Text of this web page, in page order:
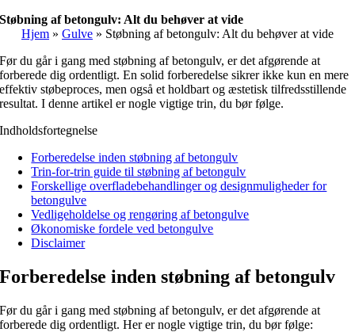
Støbning af betongulv: Alt du behøver at vide
Hjem » Gulve » Støbning af betongulv: Alt du behøver at vide
Før du går i gang med støbning af betongulv, er det afgørende at
forberede dig ordentligt. En solid forberedelse sikrer ikke kun en mere
effektiv støbeproces, men også et holdbart og æstetisk tilfredsstillende
resultat. I denne artikel er nogle vigtige trin, du bør følge.
Indholdsfortegnelse
Forberedelse inden støbning af betongulv
Trin-for-trin guide til støbning af betongulv
Forskellige overfladebehandlinger og designmuligheder for
betongulve
Vedligeholdelse og rengøring af betongulve
Økonomiske fordele ved betongulve
Disclaimer
Forberedelse inden støbning af betongulv
Før du går i gang med støbning af betongulv, er det afgørende at
forberede dig ordentligt. Her er nogle vigtige trin, du bør følge: